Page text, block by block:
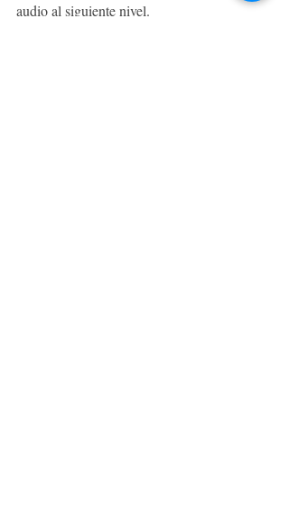
audio al siguiente nivel.